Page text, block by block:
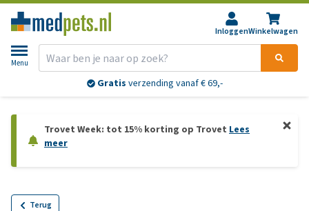
InloggenWinkelwagen
Menu
Gratis verzending vanaf € 69,-
Trovet Week: tot 15% korting op Trovet Lees
meer
Terug